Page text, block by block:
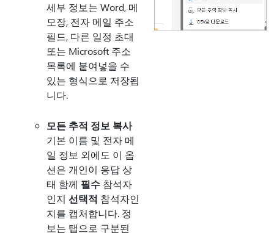
세부 정보는 Word, 메
모장, 전자 메일 주소
필드, 다른 일정 초대
또는 Microsoft 주소
목록에 붙여넣을 수
있는 형식으로 저장됩
니다.
모든 추적 정보 복사
기본 이름 및 전자 메
일 정보 외에도 이 옵
션은 개인이 응답 상
태 함께 필수 참석자
인지 선택적 참석자인
지를 캡처합니다. 정
보는 탭으로 구분된